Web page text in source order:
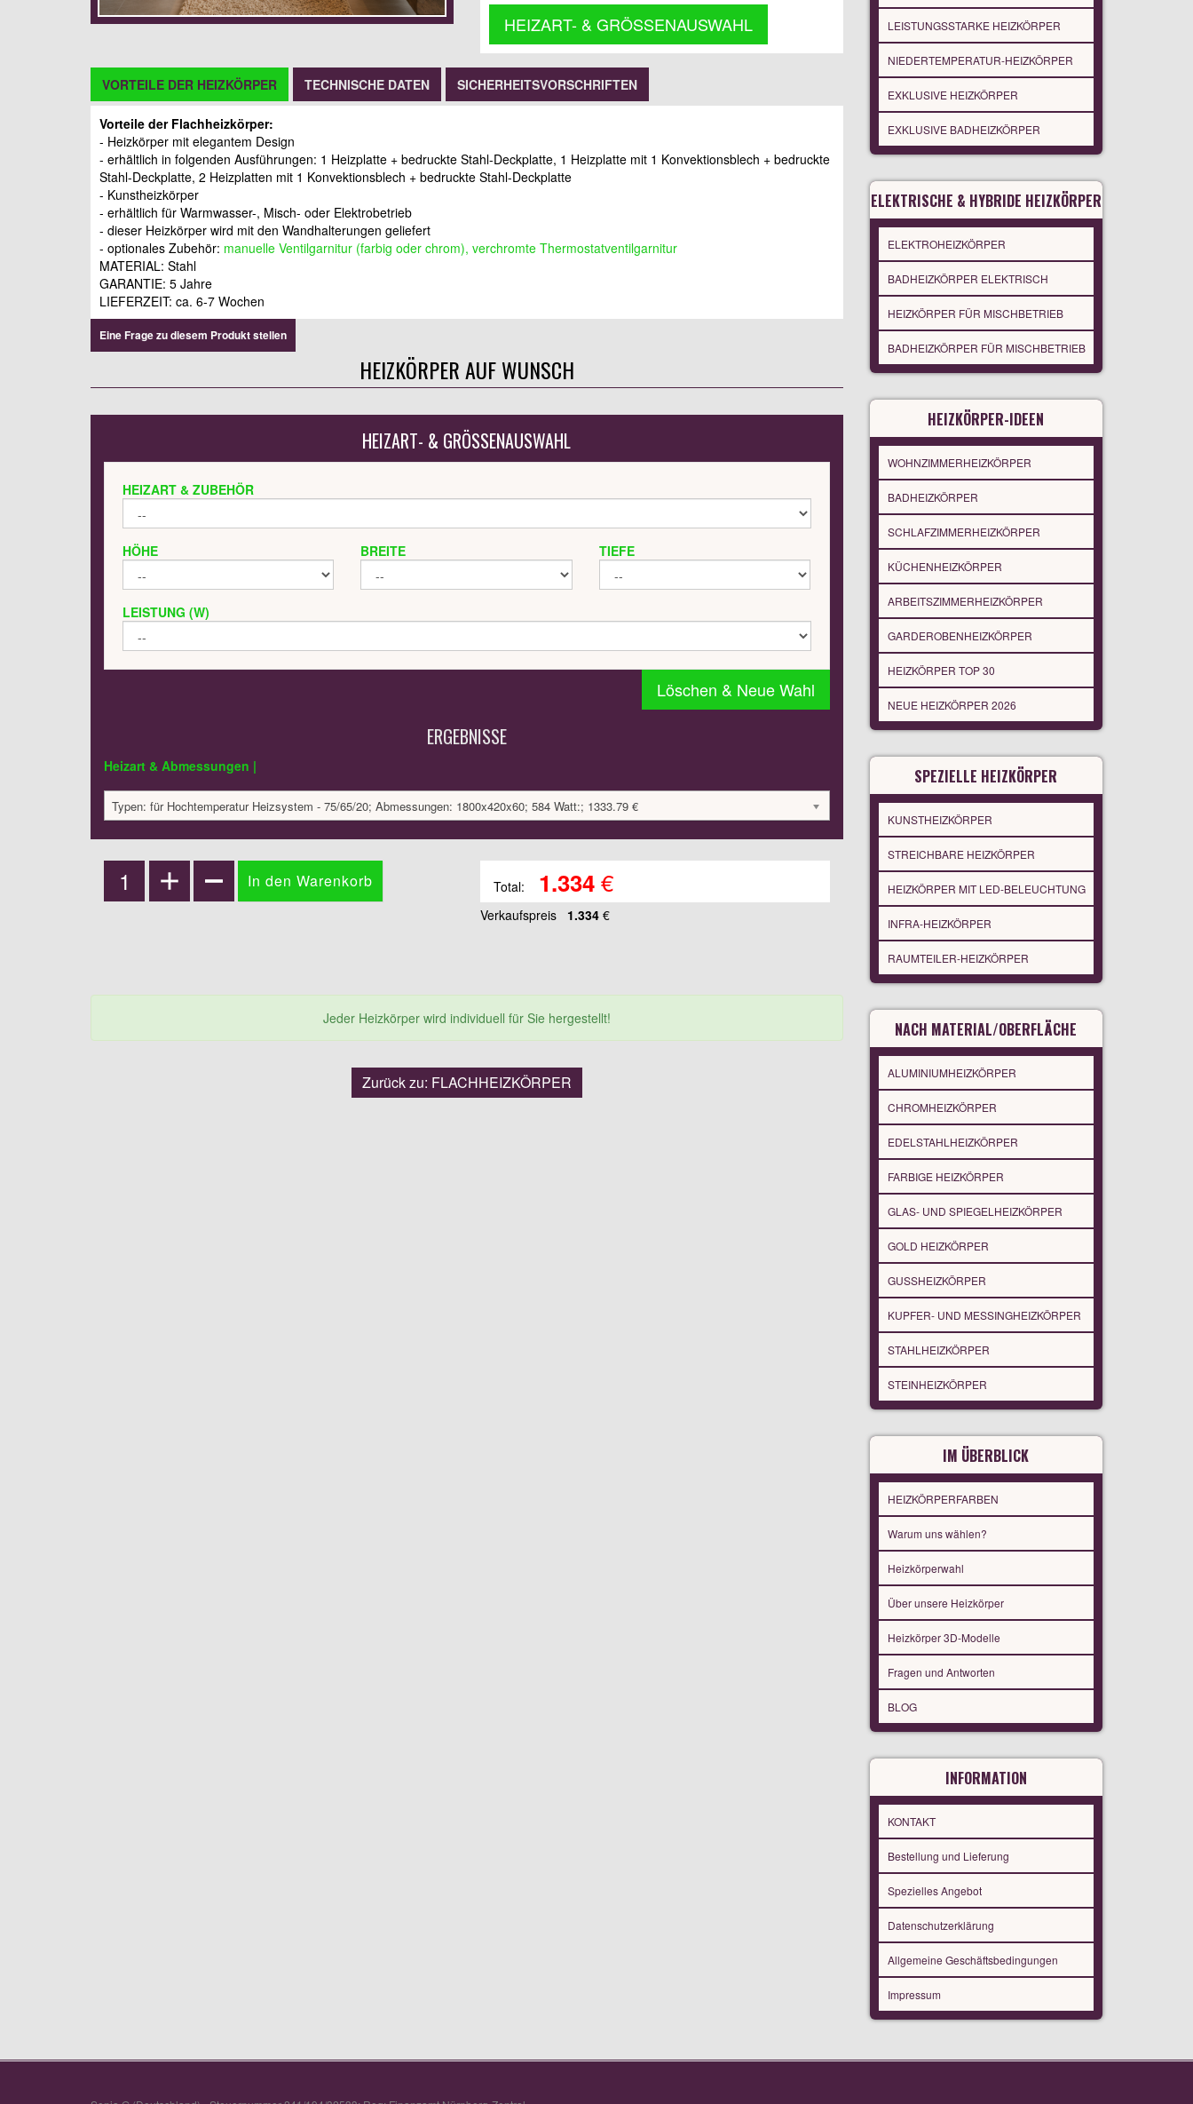
HEIZART- & GRÖSSENAUSWAHL
VORTEILE DER HEIZKÖRPER TECHNISCHE DATEN SICHERHEITSVORSCHRIFTEN
Vorteile der Flachheizkörper:
- Heizkörper mit elegantem Design
- erhältlich in folgenden Ausführungen: 1 Heizplatte + bedruckte Stahl-Deckplatte, 1 Heizplatte mit 1 Konvektionsblech + bedruckte
Stahl-Deckplatte, 2 Heizplatten mit 1 Konvektionsblech + bedruckte Stahl-Deckplatte
- Kunstheizkörper
- erhältlich für Warmwasser-, Misch- oder Elektrobetrieb
- dieser Heizkörper wird mit den Wandhalterungen geliefert
- optionales Zubehör: manuelle Ventilgarnitur (farbig oder chrom), verchromte Thermostatventilgarnitur
MATERIAL: Stahl
GARANTIE: 5 Jahre
LIEFERZEIT: ca. 6-7 Wochen
Eine Frage zu diesem Produkt stellen
HEIZKÖRPER AUF WUNSCH
HEIZART- & GRÖSSENAUSWAHL
HEIZART & ZUBEHÖR
HÖHE BREITE TIEFE
LEISTUNG (W)
Löschen & Neue Wahl
ERGEBNISSE
Heizart & Abmessungen |
Typen: für Hochtemperatur Heizsystem - 75/65/20; Abmessungen: 1800x420x60; 584 Watt:; 1333.79 €
Total: 1.334€
Verkaufspreis 1.334€
Jeder Heizkörper wird individuell für Sie hergestellt!
Zurück zu: FLACHHEIZKÖRPER
LEISTUNGSSTARKE HEIZKÖRPER
NIEDERTEMPERATUR-HEIZKÖRPER
EXKLUSIVE HEIZKÖRPER
EXKLUSIVE BADHEIZKÖRPER
ELEKTRISCHE & HYBRIDE HEIZKÖRPER
ELEKTROHEIZKÖRPER
BADHEIZKÖRPER ELEKTRISCH
HEIZKÖRPER FÜR MISCHBETRIEB
BADHEIZKÖRPER FÜR MISCHBETRIEB
HEIZKÖRPER-IDEEN
WOHNZIMMERHEIZKÖRPER
BADHEIZKÖRPER
SCHLAFZIMMERHEIZKÖRPER
KÜCHENHEIZKÖRPER
ARBEITSZIMMERHEIZKÖRPER
GARDEROBENHEIZKÖRPER
HEIZKÖRPER TOP 30
NEUE HEIZKÖRPER 2026
SPEZIELLE HEIZKÖRPER
KUNSTHEIZKÖRPER
STREICHBARE HEIZKÖRPER
HEIZKÖRPER MIT LED-BELEUCHTUNG
INFRA-HEIZKÖRPER
RAUMTEILER-HEIZKÖRPER
NACH MATERIAL/OBERFLÄCHE
ALUMINIUMHEIZKÖRPER
CHROMHEIZKÖRPER
EDELSTAHLHEIZKÖRPER
FARBIGE HEIZKÖRPER
GLAS- UND SPIEGELHEIZKÖRPER
GOLD HEIZKÖRPER
GUSSHEIZKÖRPER
KUPFER- UND MESSINGHEIZKÖRPER
STAHLHEIZKÖRPER
STEINHEIZKÖRPER
IM ÜBERBLICK
HEIZKÖRPERFARBEN
Warum uns wählen?
Heizkörperwahl
Über unsere Heizkörper
Heizkörper 3D-Modelle
Fragen und Antworten
BLOG
INFORMATION
KONTAKT
Bestellung und Lieferung
Spezielles Angebot
Datenschutzerklärung
Allgemeine Geschäftsbedingungen
Impressum